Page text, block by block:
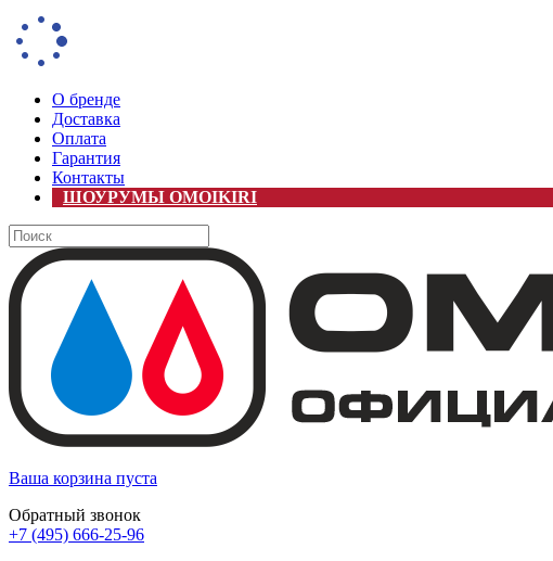
О бренде
Доставка
Оплата
Гарантия
Контакты
ШОУРУМЫ OMOIKIRI
Ваша корзина пуста
Обратный звонок
+7 (495) 666-25-96